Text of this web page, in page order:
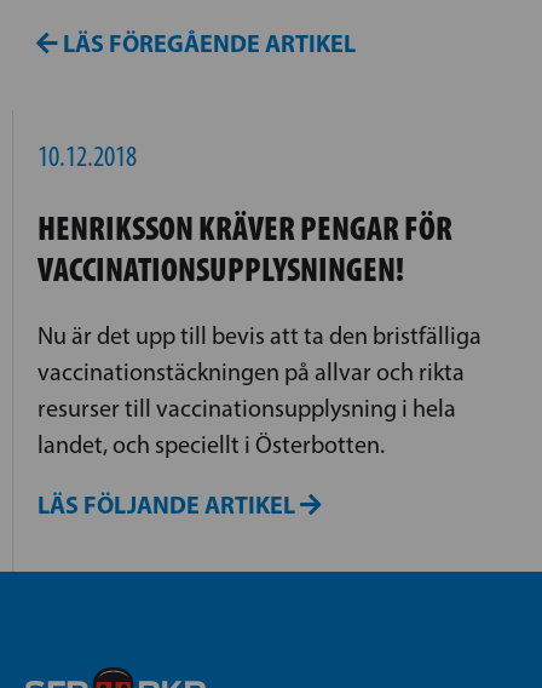
LÄS FÖREGÅENDE ARTIKEL
10.12.2018
HENRIKSSON KRÄVER PENGAR FÖR
VACCINATIONSUPPLYSNINGEN!
Nu är det upp till bevis att ta den bristfälliga
vaccinationstäckningen på allvar och rikta
resurser till vaccinationsupplysning i hela
landet, och speciellt i Österbotten.
LÄS FÖLJANDE ARTIKEL